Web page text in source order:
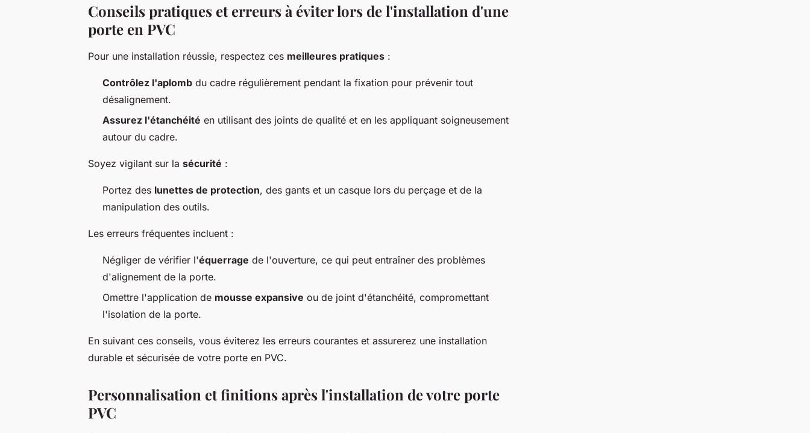
Conseils pratiques et erreurs à éviter lors de l'installation d'une
porte en PVC
Pour une installation réussie, respectez ces meilleures pratiques :
Contrôlez l'aplomb du cadre régulièrement pendant la fixation pour prévenir tout
désalignement.
Assurez l'étanchéité en utilisant des joints de qualité et en les appliquant soigneusement
autour du cadre.
Soyez vigilant sur la sécurité :
Portez des lunettes de protection, des gants et un casque lors du perçage et de la
manipulation des outils.
Les erreurs fréquentes incluent :
Négliger de vérifier l'équerrage de l'ouverture, ce qui peut entraîner des problèmes
d'alignement de la porte.
Omettre l'application de mousse expansive ou de joint d'étanchéité, compromettant
l'isolation de la porte.
En suivant ces conseils, vous éviterez les erreurs courantes et assurerez une installation
durable et sécurisée de votre porte en PVC.
Personnalisation et finitions après l'installation de votre porte
PVC